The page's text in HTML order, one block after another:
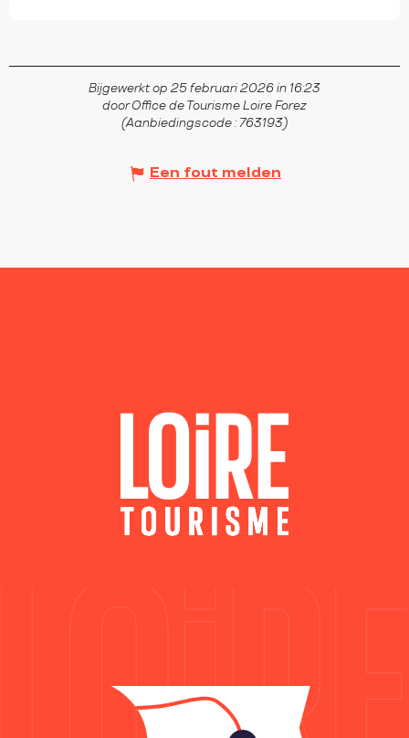
Bijgewerkt op 25 februari 2026 in 16:23
door Office de Tourisme Loire Forez
(Aanbiedingscode :763193)
Een fout melden